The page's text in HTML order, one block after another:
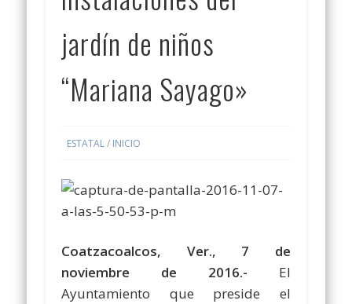
jardín de niños
“Mariana Sayago»
ESTATAL/ INICIO
Coatzacoalcos, Ver., 7 de
noviembre de 2016.- El
Ayuntamiento que preside el